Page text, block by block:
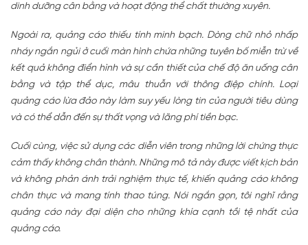
dinh dưỡng cân bằng và hoạt động thể chất thường xuyên.
Ngoài ra, quảng cáo thiếu tính minh bạch. Dòng chữ nhỏ nhấp
nháy ngắn ngủi ở cuối màn hình chứa những tuyên bố miễn trừ về
kết quả không điển hình và sự cần thiết của chế độ ăn uống cân
bằng và tập thể dục, mâu thuẫn với thông điệp chính. Loại
quảng cáo lừa đảo này làm suy yếu lòng tin của người tiêu dùng
và có thể dẫn đến sự thất vọng và lãng phí tiền bạc.
Cuối cùng, việc sử dụng các diễn viên trong những lời chứng thực
cảm thấy không chân thành. Những mô tả này được viết kịch bản
và không phản ánh trải nghiệm thực tế, khiến quảng cáo không
chân thực và mang tính thao túng. Nói ngắn gọn, tôi nghĩ rằng
quảng cáo này đại diện cho những khía cạnh tồi tệ nhất của
quảng cáo.